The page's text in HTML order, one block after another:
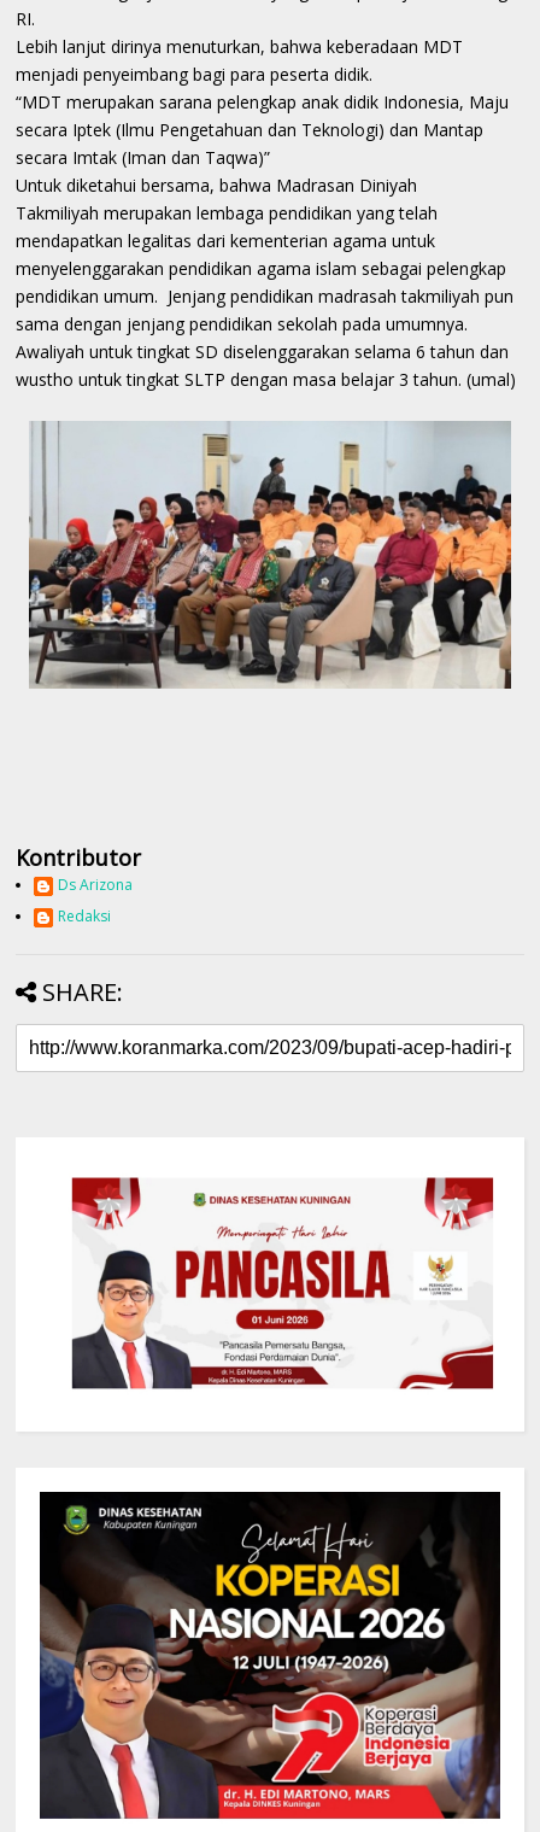
RI.
Lebih lanjut dirinya menuturkan, bahwa keberadaan MDT
menjadi penyeimbang bagi para peserta didik.
“MDT merupakan sarana pelengkap anak didik Indonesia, Maju
secara Iptek (Ilmu Pengetahuan dan Teknologi) dan Mantap
secara Imtak (Iman dan Taqwa)”
Untuk diketahui bersama, bahwa Madrasan Diniyah
Takmiliyah merupakan lembaga pendidikan yang telah
mendapatkan legalitas dari kementerian agama untuk
menyelenggarakan pendidikan agama islam sebagai pelengkap
pendidikan umum. Jenjang pendidikan madrasah takmiliyah pun
sama dengan jenjang pendidikan sekolah pada umumnya.
Awaliyah untuk tingkat SD diselenggarakan selama 6 tahun dan
wustho untuk tingkat SLTP dengan masa belajar 3 tahun. (umal)
Kontributor
Ds Arizona
Redaksi
SHARE: